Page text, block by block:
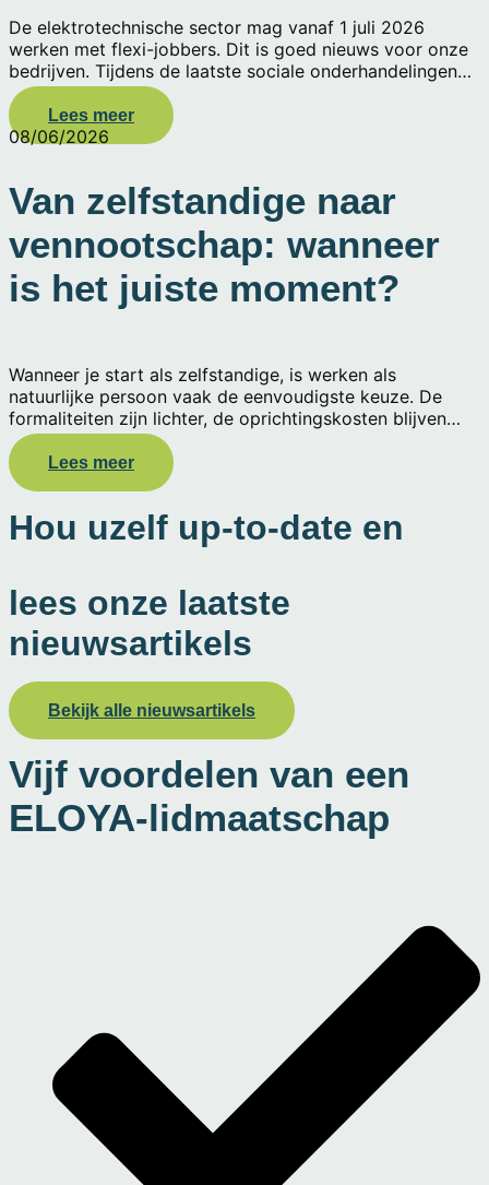
preventiemaatregelen te nemen.
De elektrotechnische sector mag vanaf 1 juli 2026
werken met flexi-jobbers. Dit is goed nieuws voor onze
bedrijven. Tijdens de laatste sociale onderhandelingen
heeft ELOYA verkregen dat onze sector meedoet met
het systeem van flexi-jobs. Het was nog alleen wachten
op de goedkeuring van de federale regering.
Lees meer
08/06/2026
Van zelfstandige naar
vennootschap: wanneer
is het juiste moment?
Wanneer je start als zelfstandige, is werken als
natuurlijke persoon vaak de eenvoudigste keuze. De
formaliteiten zijn lichter, de oprichtingskosten blijven
beperkt en de administratieve opvolging is relatief
toegankelijk. Voor veel zelfstandige elektriciens laat dit
statuut toe om snel met hun activiteit te starten, hun
bouwen. Maar naarmate de activiteit groeit, komt vaak
dezelfde vraag terug: blijf je beter zelfstandige in eigen
Lees meer
Hou uzelf up-to-date en
lees onze laatste
nieuwsartikels
Bekijk alle nieuwsartikels
Vijf voordelen van een
ELOYA-lidmaatschap